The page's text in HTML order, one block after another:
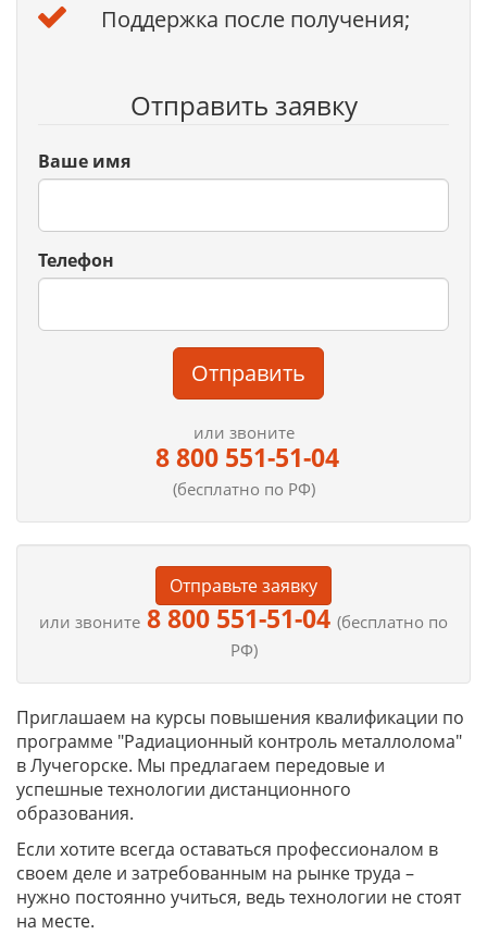
Поддержка после получения;
Отправить заявку
Ваше имя
Телефон
Отправить
или звоните
8 800 551-51-04
(бесплатно по РФ)
Отправьте заявку
или звоните 8 800 551-51-04 (бесплатно по
РФ)
Приглашаем на курсы повышения квалификации по
программе "Радиационный контроль металлолома"
в Лучегорске. Мы предлагаем передовые и
успешные технологии дистанционного
образования.
Если хотите всегда оставаться профессионалом в
своем деле и затребованным на рынке труда –
нужно постоянно учиться, ведь технологии не стоят
на месте.